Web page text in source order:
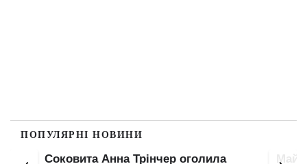
ПОПУЛЯРНІ НОВИНИ
Соковита Анна Трінчер оголила